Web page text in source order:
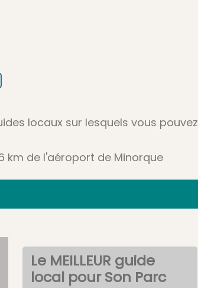
locaux sur lesquels vous pouvez
km de l'aéroport de Minorque
Le MEILLEUR guide
local pour Son Parc